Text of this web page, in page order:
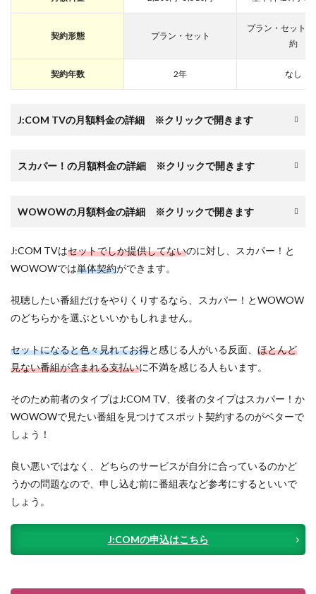
契約形態 プラン・セット
プラン・セット
約
契約年数 2年 なし
J:COM TVの月額料金の詳細 ※クリックで開きます
スカパー！の月額料金の詳細 ※クリックで開きます
WOWOWの月額料金の詳細 ※クリックで開きます
J:COM TVはセットでしか提供してないのに対し、スカパー！と
WOWOWでは単体契約ができます。
視聴したい番組だけをやりくりするなら、スカパー！とWOWOW
のどちらかを選ぶといいかもしれません。
セットになると色々見れてお得と感じる人がいる反面、 ほとんど
見ない番組が含まれる支払いに不満を感じる人もいます。
そのため前者のタイプはJ:COM TV、後者のタイプはスカパー！か
WOWOWで見たい番組を見つけてスポット契約するのがベターで
しょう！
良い悪いではなく、どちらのサービスが自分に合っているのかど
うかの問題なので、申し込む前に番組表など参考にするといいで
しょう。
J:COMの申込はこちら